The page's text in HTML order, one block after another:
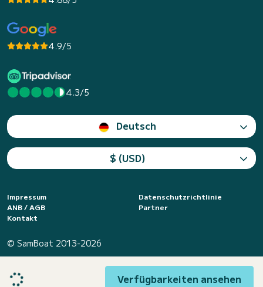
Verfügbarkeiten ansehen
4.9/5
4.3/5
Deutsch
$ (USD)
Impressum
Datenschutzrichtlinie
ANB / AGB
Partner
Kontakt
© SamBoat 2013-2026